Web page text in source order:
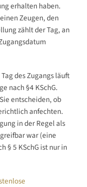
erhalten haben.
Zeugen, den
zählt der Tag, an
des Zugangs läuft
nach §4 KSchG.
entscheiden, ob
anfechten.
in der Regel als
war (eine
§ 5 KSchG ist nur in